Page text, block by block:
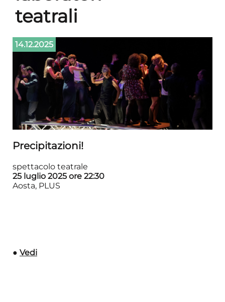
teatrali
14.12.2025
Precipitazioni!
spettacolo teatrale
25 luglio 2025 ore 22:30
Aosta, PLUS
● Vedi